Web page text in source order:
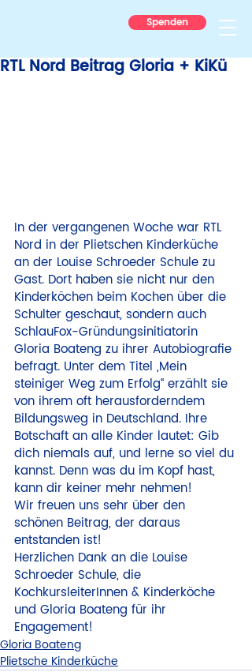
Spenden
RTL Nord Beitrag Gloria + KiKü
In der vergangenen Woche war RTL
Nord in der Plietschen Kinderküche
an der Louise Schroeder Schule zu
Gast. Dort haben sie nicht nur den
Kinderköchen beim Kochen über die
Schulter geschaut, sondern auch
SchlauFox-Gründungsinitiatorin
Gloria Boateng zu ihrer Autobiografie
befragt. Unter dem Titel „Mein
steiniger Weg zum Erfolg“ erzählt sie
von ihrem oft herausforderndem
Bildungsweg in Deutschland. Ihre
Botschaft an alle Kinder lautet: Gib
dich niemals auf, und lerne so viel du
kannst. Denn was du im Kopf hast,
kann dir keiner mehr nehmen!
Wir freuen uns sehr über den
schönen Beitrag, der daraus
entstanden ist!
Herzlichen Dank an die Louise
Schroeder Schule, die
KochkursleiterInnen & Kinderköche
und Gloria Boateng für ihr
Engagement!
Gloria Boateng
Plietsche Kinderküche